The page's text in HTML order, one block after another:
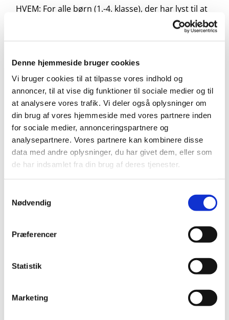
Denne hjemmeside bruger cookies
Vi bruger cookies til at tilpasse vores indhold og
annoncer, til at vise dig funktioner til sociale medier og til
at analysere vores trafik. Vi deler også oplysninger om
din brug af vores hjemmeside med vores partnere inden
for sociale medier, annonceringspartnere og
analysepartnere. Vores partnere kan kombinere disse
data med andre oplysninger, du har givet dem, eller som
de har indsamlet fra din brug af deres tjenester.
Nødvendig
Præferencer
Statistik
Marketing
HVEM: For alle børn (1.-4. klasse), der har lyst til at
HVORNÅR: Vi mødes hver onsdag kl 13.45-14.45
HVOR: Undervisningen foregår i sognehuset.
Forløbet er gratis.
Tilmelding her:
https://forms.churchdesk.com/f...